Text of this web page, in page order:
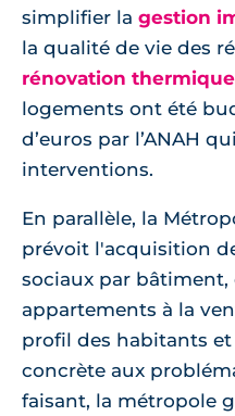
simplifier la gestion
la qualité de vie des
rénovation thermique
logements ont été
d’euros par l’ANAH
interventions.
En parallèle, la
prévoit l'acquisition
sociaux par
appartements à la
profil des habitants
concrète aux
faisant, la métropole